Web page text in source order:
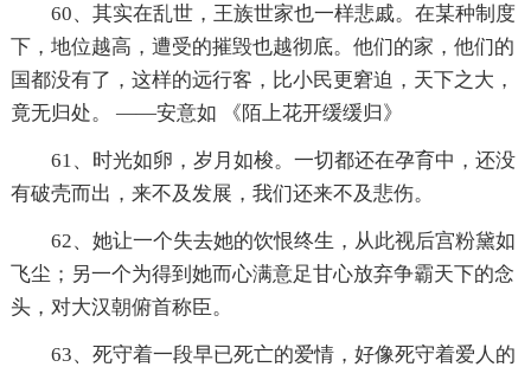
60、其实在乱世，王族世家也一样悲戚。在某种制度
下，地位越高，遭受的摧毁也越彻底。他们的家，他们的
国都没有了，这样的远行客，比小民更窘迫，天下之大，
竟无归处。 ——安意如 《陌上花开缓缓归》
61、时光如卵，岁月如梭。一切都还在孕育中，还没
有破壳而出，来不及发展，我们还来不及悲伤。
62、她让一个失去她的饮恨终生，从此视后宫粉黛如
飞尘；另一个为得到她而心满意足甘心放弃争霸天下的念
头，对大汉朝俯首称臣。
63、死守着一段早已死亡的爱情，好像死守着爱人的